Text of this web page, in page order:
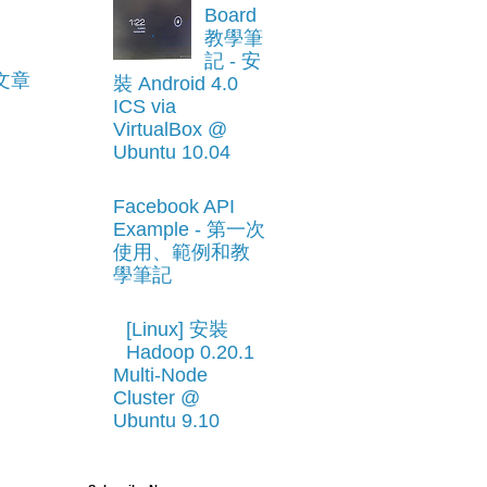
章
Board
教學筆
記 - 安
裝 Android 4.0
ICS via
VirtualBox @
Ubuntu 10.04
Facebook API
Example - 第一次
使用、範例和教
學筆記
[Linux] 安裝
Hadoop 0.20.1
Multi-Node
Cluster @
Ubuntu 9.10